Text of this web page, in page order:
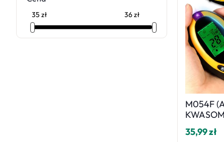
M054F
E624
35,99 zł